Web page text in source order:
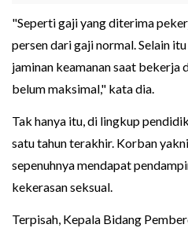
"Seperti gaji yang diterima
persen dari gaji normal. Selain
jaminan keamanan saat
belum maksimal," kata dia.
Tak hanya itu, di lingkup
satu tahun terakhir. Korban
sepenuhnya mendapat
kekerasan seksual.
Terpisah, Kepala Bidang